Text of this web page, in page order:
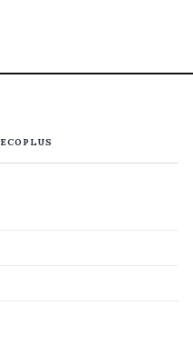
ECOPLUS